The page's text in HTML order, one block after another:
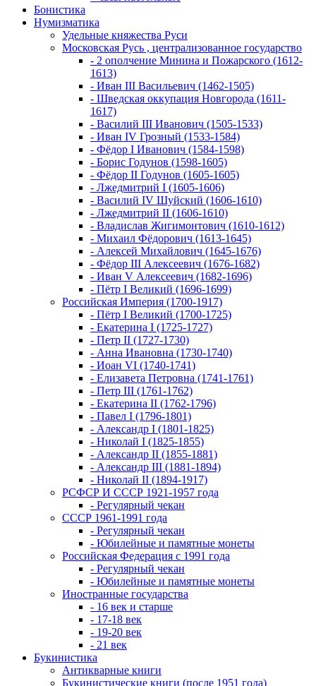
Бонистика
Нумизматика
Удельные княжества Руси
Московская Русь , централизованное государство
- 2 ополчение Минина и Пожарского (1612-
1613)
- Иван III Васильевич (1462-1505)
- Шведская оккупация Новгорода (1611-
1617)
- Василий III Иванович (1505-1533)
- Иван IV Грозный (1533-1584)
- Фёдор I Иванович (1584-1598)
- Борис Годунов (1598-1605)
- Фёдор II Годунов (1605-1605)
- Лжедмитрий I (1605-1606)
- Василий IV Шуйский (1606-1610)
- Лжедмитрий II (1606-1610)
- Владислав Жигимонтович (1610-1612)
- Михаил Фёдорович (1613-1645)
- Алексей Михайлович (1645-1676)
- Фёдор III Алексеевич (1676-1682)
- Иван V Алексеевич (1682-1696)
- Пётр I Великий (1696-1699)
Российская Империя (1700-1917)
- Пётр I Великий (1700-1725)
- Екатерина I (1725-1727)
- Петр II (1727-1730)
- Анна Ивановна (1730-1740)
- Иоан VI (1740-1741)
- Елизавета Петровна (1741-1761)
- Петр III (1761-1762)
- Екатерина II (1762-1796)
- Павел I (1796-1801)
- Александр I (1801-1825)
- Николай I (1825-1855)
- Александр II (1855-1881)
- Александр III (1881-1894)
- Николай II (1894-1917)
РСФСР И СССР 1921-1957 года
- Регулярный чекан
СССР 1961-1991 года
- Регулярный чекан
- Юбилейные и памятные монеты
Российская Федерация с 1991 года
- Регулярный чекан
- Юбилейные и памятные монеты
Иностранные государства
- 16 век и старше
- 17-18 век
- 19-20 век
- 21 век
Букинистика
Антикварные книги
Букинистические книги (после 1951 года)